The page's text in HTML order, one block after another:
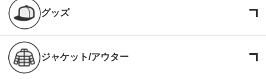
グッズ
ジャケット/アウター